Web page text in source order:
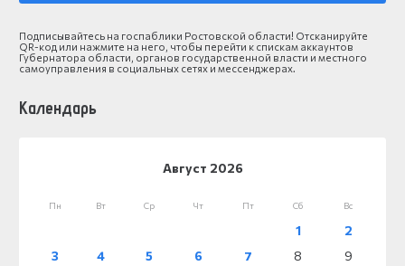
Подписывайтесь на госпаблики Ростовской области! Отсканируйте
QR-код или нажмите на него, чтобы перейти к спискам аккаунтов
Губернатора области, органов государственной власти и местного
самоуправления в социальных сетях и мессенджерах.
Календарь
Август 2026
Пн Вт Ср Чт Пт Сб Вс
1
2
3
4 5 6 7 8
9